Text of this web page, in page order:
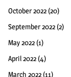
October 2022 (20)
September 2022 (2)
May 2022 (1)
April 2022 (4)
March 2022 (11)